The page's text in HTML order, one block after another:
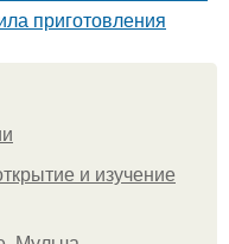
приготовления
и изучение